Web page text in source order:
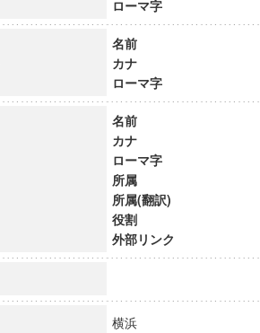
ローマ字
名前
カナ
ローマ字
名前
カナ
ローマ字
所属
所属(翻訳)
役割
外部リンク
横浜